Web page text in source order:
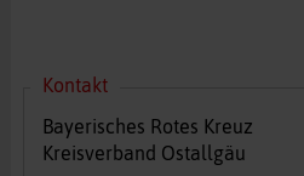
Kontakt
Bayerisches Rotes Kreuz
Kreisverband Ostallgäu